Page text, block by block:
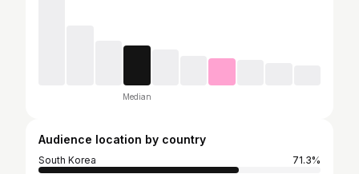
Median
Audience location by country
South Korea
71.3%